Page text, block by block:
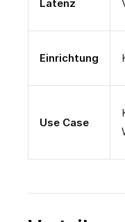
Latenz
Einrichtung
Use Case